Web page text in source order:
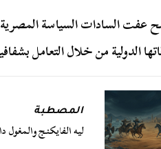
عفت السادات السياسة المصرية
الدولية من خلال التعامل
المصطبة
ليه الفايكنج